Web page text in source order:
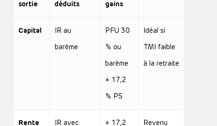
sortie déduits gains
Capital IR au
barème
PFU 30
% ou
barème
+ 17,2
% PS
Idéal si
TMI faible
à la retraite
Rente IR avec + 17,2 Revenu